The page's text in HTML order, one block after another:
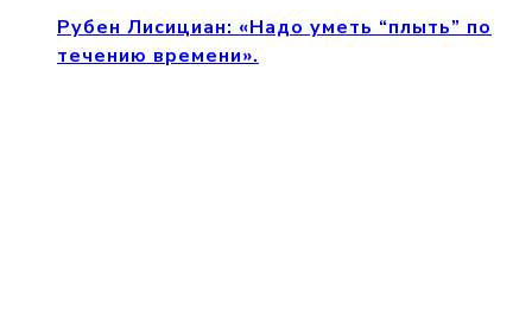
Рубен Лисициан: «Надо уметь “плыть” по
течению времени».